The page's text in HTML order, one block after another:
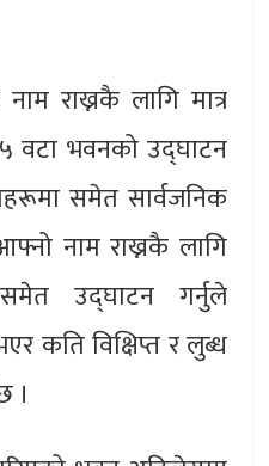
राख्नकै लागि मात्र
वटा भवनको उद्घाटन
समेत सार्वजनिक
नाम राख्नकै लागि
उद्घाटन गर्नुले
कति विक्षिप्त र लुब्ध
।